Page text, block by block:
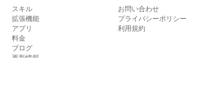
スキル
拡張機能
アプリ
料金
ブログ
更新情報
お問い合わせ
プライバシーポリシー
利用規約